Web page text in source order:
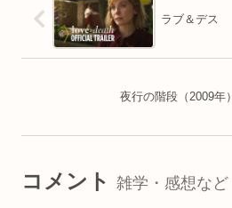
ラブ＆デス
夜行の階段（2009年）
コメント 雑学・感想など